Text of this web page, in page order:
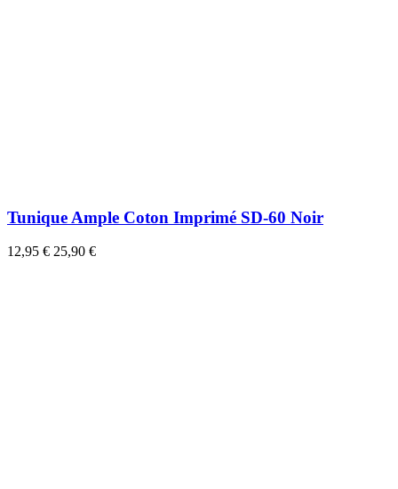
Tunique Ample Coton Imprimé SD-60 Noir
12,95 € 25,90 €